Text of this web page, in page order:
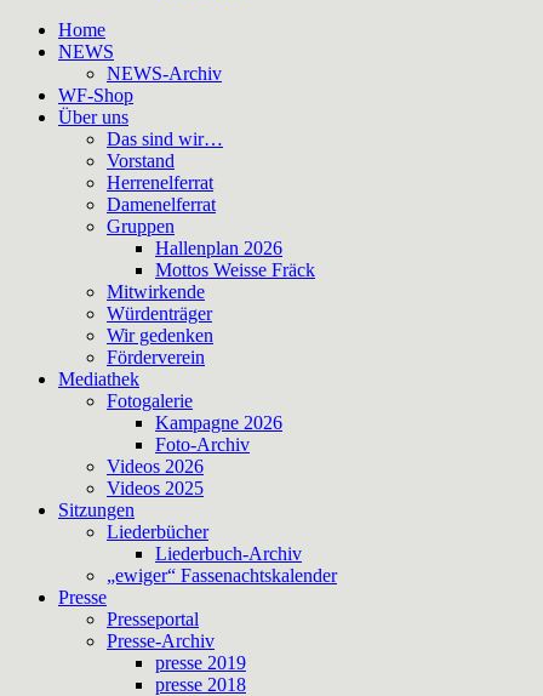
Home
NEWS
NEWS-Archiv
WF-Shop
Über uns
Das sind wir…
Vorstand
Herrenelferrat
Damenelferrat
Gruppen
Hallenplan 2026
Mottos Weisse Fräck
Mitwirkende
Würdenträger
Wir gedenken
Förderverein
Mediathek
Fotogalerie
Kampagne 2026
Foto-Archiv
Videos 2026
Videos 2025
Sitzungen
Liederbücher
Liederbuch-Archiv
„ewiger“ Fassenachtskalender
Presse
Presseportal
Presse-Archiv
presse 2019
presse 2018